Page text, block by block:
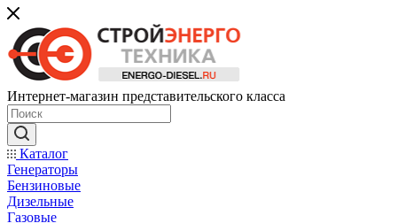
Интернет-магазин представительского класса
Каталог
Генераторы
Бензиновые
Дизельные
Газовые